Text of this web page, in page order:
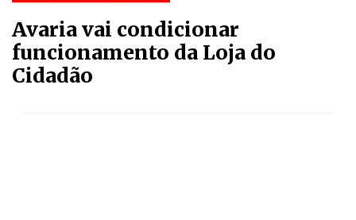
Avaria vai condicionar
funcionamento da Loja do
Cidadão